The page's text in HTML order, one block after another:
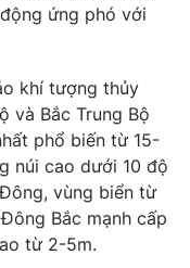
ứng phó với
khí tượng thủy
và Bắc Trung Bộ
phổ biến từ 15-
núi cao dưới 10 độ
vùng biển từ
Bắc mạnh cấp
từ 2-5m.